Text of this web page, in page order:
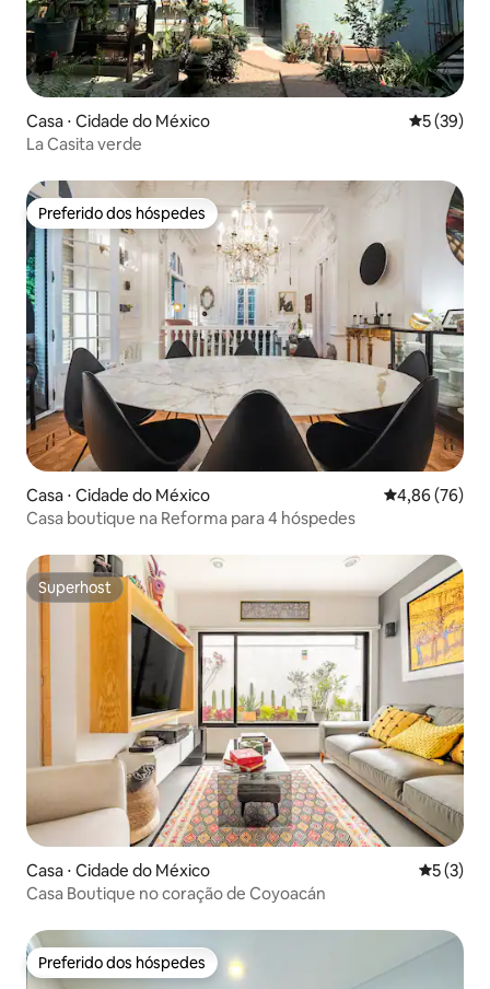
Casa ⋅ Cidade do México 5 de uma
5 (39)
La Casita verde
Preferido dos hóspedes
Preferido dos hóspedes
Casa ⋅ Cidade do México 4,86 de uma
4,86 (76)
Casa boutique na Reforma para 4 hóspedes
Superhost
Superhost
Casa ⋅ Cidade do México 5 de
5 (3)
Casa Boutique no coração de Coyoacán
Preferido dos hóspedes
Preferido dos hóspedes